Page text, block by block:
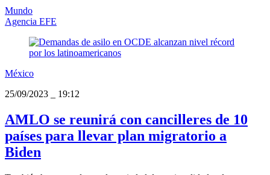
Mundo
Agencia EFE
México
25/09/2023
19:12
AMLO se reunirá con cancilleres de 10
países para llevar plan migratorio a
Biden